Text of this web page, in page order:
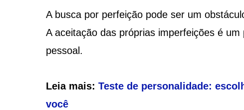
A busca por perfeição pode ser um
A aceitação das próprias imperfeições é
pessoal.
Leia mais: Teste de personalidade:
você